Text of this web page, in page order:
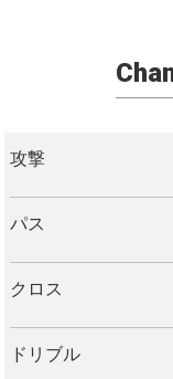
攻撃
パス
クロス
ドリブル